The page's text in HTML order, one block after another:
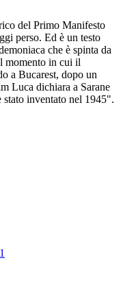
del Primo Manifesto
perso. Ed è un testo
che è spinta da
momento in cui il
a Bucarest, dopo un
Luca dichiara a Sarane
inventato nel 1945".